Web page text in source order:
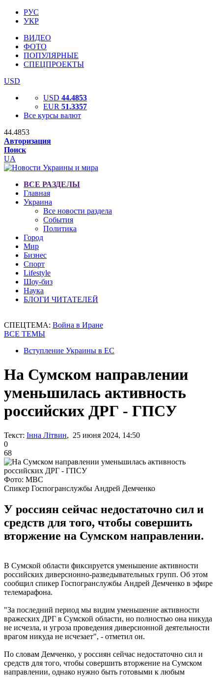
РУС
УКР
ВИДЕО
ФОТО
ПОПУЛЯРНЫЕ
СПЕЦПРОЕКТЫ
USD
USD 44.4853
EUR 51.3357
Все курсы валют
44.4853
Авторизация
Поиск
UA
ВСЕ РАЗДЕЛЫ
Главная
Украина
Все новости раздела
События
Политика
Город
Мир
Бизнес
Спорт
Lifestyle
Шоу-биз
Наука
БЛОГИ ЧИТАТЕЛЕЙ
СПЕЦТЕМА: Война в Иране
ВСЕ ТЕМЫ
Вступление Украины в ЕС
На Сумском направлении
уменьшилась активность
российских ДРГ - ГПСУ
Текст: Інна Літвин, 25 июня 2024, 14:50
0
68
Фото: МВС
Спикер Госпогранслужбы Андрей Демченко
У россиян сейчас недостаточно сил и
средств для того, чтобы совершить
вторжение на Сумском направлении.
В Сумской области фиксируется уменьшение активности
российских диверсионно-разведывательных групп. Об этом
сообщил спикер Госпогранслужбы Андрей Демченко в эфире
телемарафона.
"За последний период мы видим уменьшение активности
вражеских ДРГ в Сумской области, но полностью она никуда
не исчезла, и угроза проведения диверсионной деятельности
врагом никуда не исчезает", - отметил он.
По словам Демченко, у россиян сейчас недостаточно сил и
средств для того, чтобы совершить вторжение на Сумском
направлении, однако нужно быть готовыми к любым